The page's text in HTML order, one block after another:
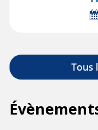
Tous